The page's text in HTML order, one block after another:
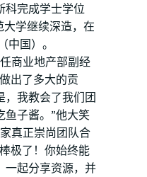
科完成学士学位
大学继续深造，在
中国）。
商业地产部副经
出了多大的贡
，我教会了我们团
鱼子酱。”他大笑
真正崇尚团队合
极了！你始终能
一起分享资源，并